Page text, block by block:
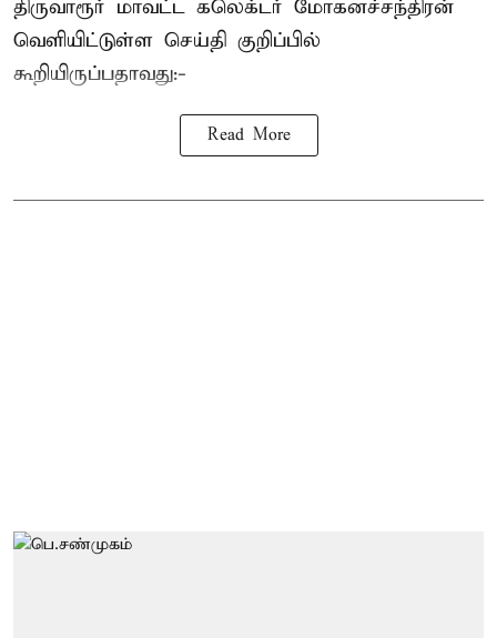
திருவாரூர் மாவட்ட கலெக்டர் மோகனச்சந்திரன்
வெளியிட்டுள்ள செய்தி குறிப்பில்
கூறியிருப்பதாவது:-
Read More